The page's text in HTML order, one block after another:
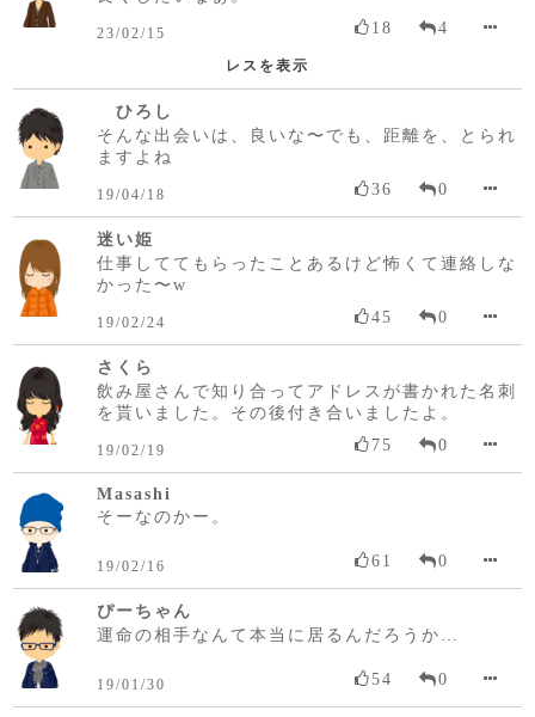
23/02/15 18 4
レスを表示
ひろし
そんな出会いは、良いな〜でも、距離を、とられ
ますよね
19/04/18 36 0
迷い姫
仕事しててもらったことあるけど怖くて連絡しな
かった〜w
19/02/24 45 0
さくら
飲み屋さんで知り合ってアドレスが書かれた名刺
を貰いました。その後付き合いましたよ。
19/02/19 75 0
Masashi
そーなのかー。
19/02/16 61 0
ぴーちゃん
運命の相手なんて本当に居るんだろうか…
19/01/30 54 0